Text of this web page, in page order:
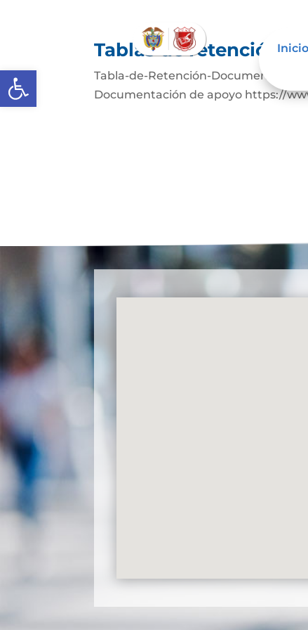
Abrir barra de herramientas
Inicio
Tablas de retención
Tabla-de-Retención-Documental-
Documentación de apoyo https://